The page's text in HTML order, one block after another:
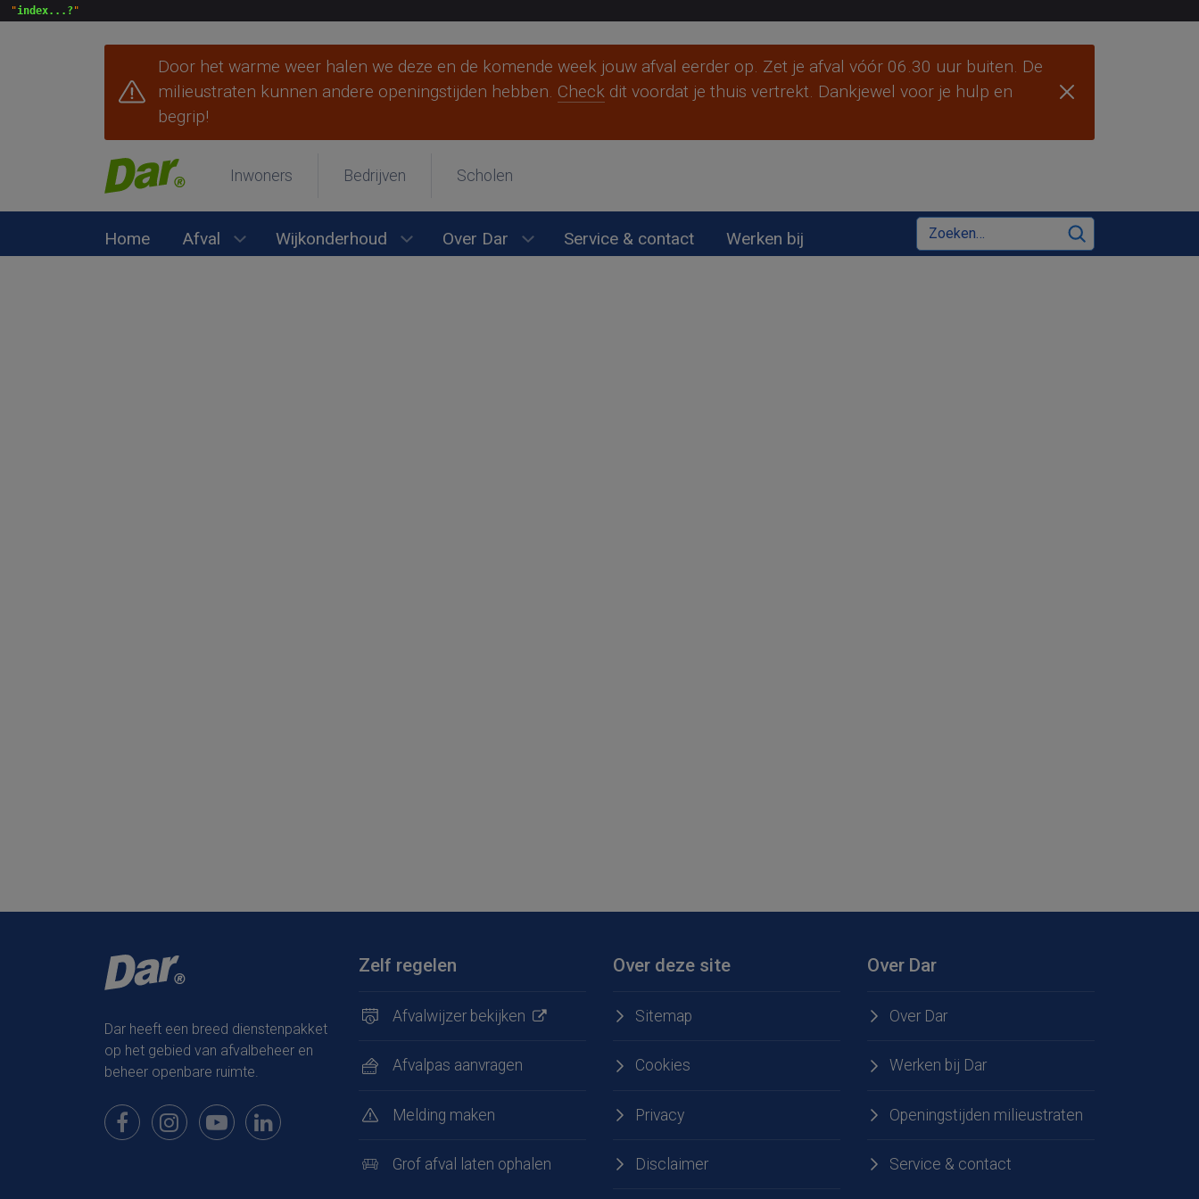
"index...?
Door het warme weer halen we deze en de komende week jouw afval eerder op. Zet je afval vóór 06.30 uur buiten. De
milieustraten kunnen andere openingstijden hebben. Check dit voordat je thuis vertrekt. Dankjewel voor je hulp en
begrip!
Inwoners Bedrijven Scholen
Home Afval
Submenu Afval openen
Wijkonderhoud
Submenu Wijkonderhoud openen
Over Dar
Submenu Over Dar openen
Service & contact Werken bij
Zoeken
Zoeken
Dar heeft een breed dienstenpakket
op het gebied van afvalbeheer en
beheer openbare ruimte.
Bekijk onze pagina op Facebook
Bekijk onze pagina op Instagram
Bekijk onze pagina op Youtube
Bekijk onze pagina op LinkedIn
Zelf regelen
Afvalwijzer bekijken
Afvalpas aanvragen
Melding maken
Grof afval laten ophalen
Over deze site
Sitemap
Cookies
Privacy
Disclaimer
Over Dar
Over Dar
Werken bij Dar
Openingstijden milieustraten
Service & contact
Heumen Mook en Middelaar Nijmegen